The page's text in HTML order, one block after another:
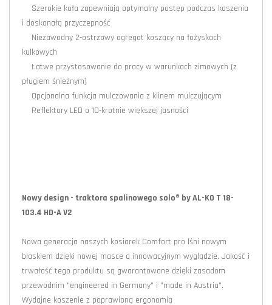
Szerokie koła zapewniają optymalny postęp podczas koszenia
i doskonałą przyczepność
Niezawodny 2-ostrzowy agregat koszący na łożyskach
kulkowych
Łatwe przystosowanie do pracy w warunkach zimowych (z
pługiem śnieżnym)
Opcjonalna funkcja mulczowania z klinem mulczującym
Reflektory LED o 10-krotnie większej jasności
Nowy design - traktora spalinowego solo® by AL-KO T 18-
103.4 HD-A V2
Nowa generacja naszych kosiarek Comfort pro lśni nowym
blaskiem dzięki nowej masce o innowacyjnym wyglądzie. Jakość i
trwałość tego produktu są gwarantowane dzięki zasadom
przewodnim "engineered in Germany" i "made in Austria".
Wydajne koszenie z poprawioną ergonomią